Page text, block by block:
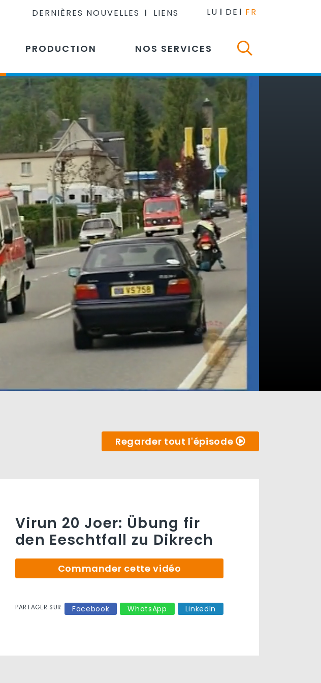
DERNIÈRES NOUVELLES LIENS LU DE FR
PRODUCTION NOS SERVICES
Regarder tout l'épisode
Virun 20 Joer: Übung fir
den Eeschtfall zu Dikrech
Commander cette vidéo
PARTAGER SUR Facebook WhatsApp LinkedIn